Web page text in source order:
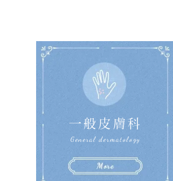
一般皮膚科
General dermatology